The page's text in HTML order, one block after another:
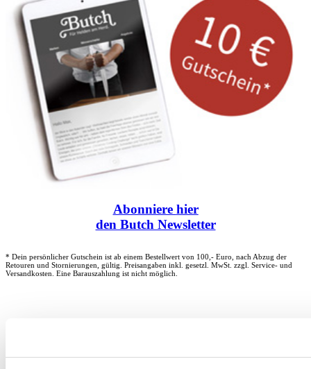
Abonniere hier
den Butch Newsletter
* Dein persönlicher Gutschein ist ab einem Bestellwert von 100,- Euro, nach Abzug der
Retouren und Stornierungen, gültig. Preisangaben inkl. gesetzl. MwSt. zzgl. Service- und
Versandkosten. Eine Barauszahlung ist nicht möglich.